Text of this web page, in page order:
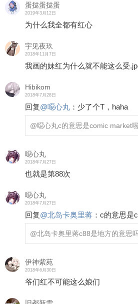
蛋挞蛋挞蛋
2019年3月12日
为什么我全都有红心
宇见夜玖
2018年11月7日
我画的妹红为什么就不能这么受
Hibikom
2018年7月28日
回复@噁心丸 ： 少了个T，haha
@噁心丸c的意思是comic market啦
噁心丸
2018年7月27日
也就是第88次
噁心丸
2018年7月27日
回复@北岛卡奥里蒋 ： c的意思是
@北岛卡奥里蒋c88是地方的意思
伊神紫苑
2018年6月30日
爷们红不可能这么娘们